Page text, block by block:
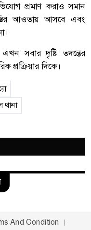
প্রমাণ করাও সমান
আওতায় আসবে এবং
সবার দৃষ্টি তদন্তের
প্রক্রিয়ার দিকে।
থানা
And Condition